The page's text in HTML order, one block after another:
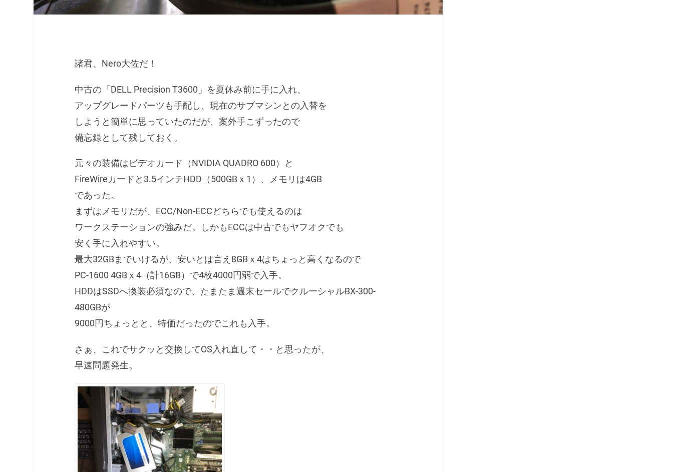
諸君、Nero大佐だ！
中古の「DELL Precision T3600」を夏休み前に手に入れ、
アップグレードパーツも手配し、現在のサブマシンとの入替を
しようと簡単に思っていたのだが、案外手こずったので
備忘録として残しておく。
元々の装備はビデオカード（NVIDIA QUADRO 600）と
FireWireカードと3.5インチHDD（500GBｘ1）、メモリは4GB
であった。
まずはメモリだが、ECC/Non-ECCどちらでも使えるのは
ワークステーションの強みだ。しかもECCは中古でもヤフオクでも
安く手に入れやすい。
最大32GBまでいけるが、安いとは言え8GBｘ4はちょっと高くなるので
PC-1600 4GBｘ4（計16GB）で4枚4000円弱で入手。
HDDはSSDへ換装必須なので、たまたま週末セールでクルーシャルBX-300-
480GBが
9000円ちょっとと、特価だったのでこれも入手。
さぁ、これでサクッと交換してOS入れ直して・・と思ったが、
早速問題発生。